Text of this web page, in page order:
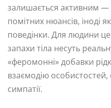
залишається активним —
помітних нюансів, іноді
поведінки. Для людини
запахи тіла несуть
«феромонні» добавки
взаємодію особистостей,
симпатії.